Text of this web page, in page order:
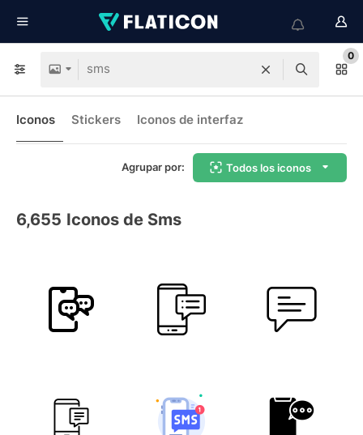
0
Iconos Stickers Iconos de interfaz
Agrupar por: Todos los iconos
6,655 Iconos de Sms